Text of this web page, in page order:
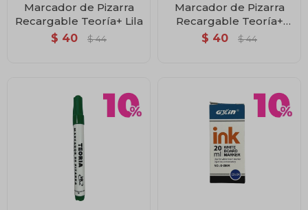
Marcador de Pizarra
Recargable Teoría+ Lila
$ 40 $ 44
Marcador de Pizarra
Recargable Teoría+
Naranja
$ 40 $ 44